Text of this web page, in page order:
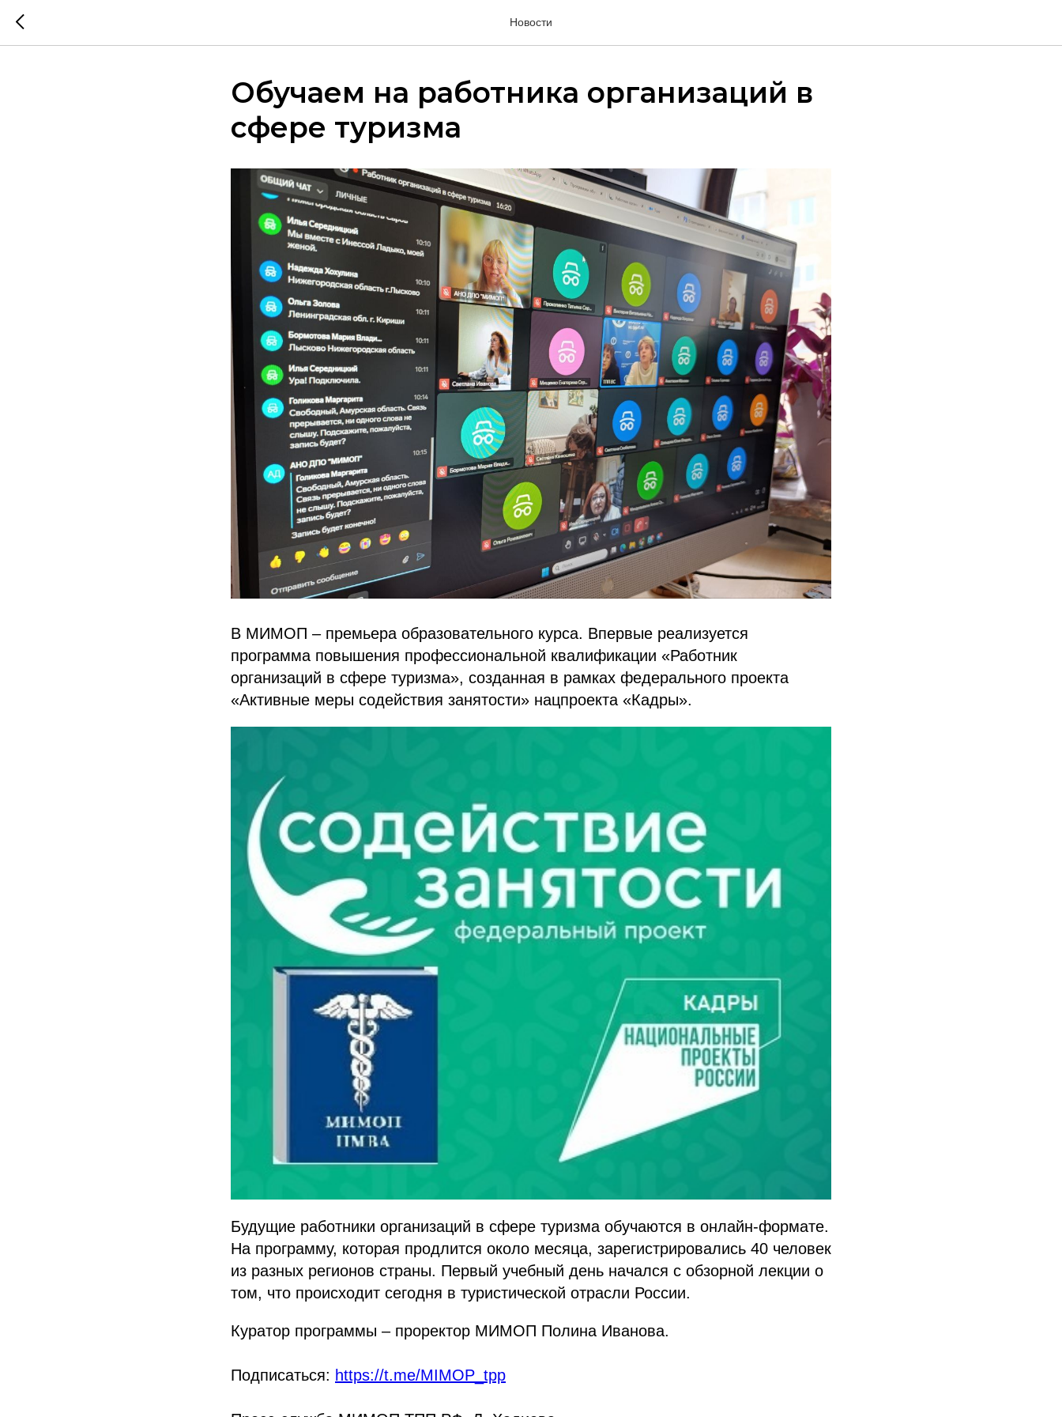
Новости
Обучаем на работника организаций в
сфере туризма
В МИМОП – премьера образовательного курса. Впервые реализуется
программа повышения профессиональной квалификации «Работник
организаций в сфере туризма», созданная в рамках федерального проекта
«Активные меры содействия занятости» нацпроекта «Кадры».
Будущие работники организаций в сфере туризма обучаются в онлайн-формате.
На программу, которая продлится около месяца, зарегистрировались 40 человек
из разных регионов страны. Первый учебный день начался с обзорной лекции о
том, что происходит сегодня в туристической отрасли России.
Куратор программы – проректор МИМОП Полина Иванова.
Подписаться: https://t.me/MIMOP_tpp